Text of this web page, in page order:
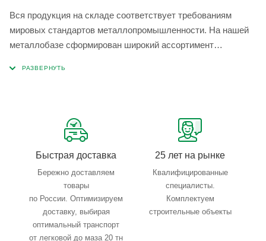
Вся продукция на складе соответствует требованиям
мировых стандартов металлопромышленности. На нашей
металлобазе сформирован широкий ассортимент
Быстрая доставка
Бережно доставляем
товары
по России. Оптимизируем
доставку, выбирая
оптимальный транспорт
от легковой до маза 20 тн
25 лет на рынке
Квалифицированные
специалисты.
Комплектуем
строительные объекты